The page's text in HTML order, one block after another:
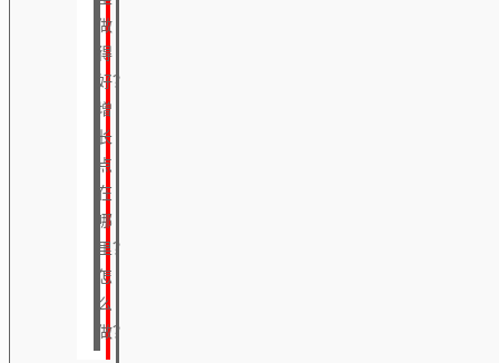
做
得
好？
增
长
点
在
哪
里？
怎
么
做？